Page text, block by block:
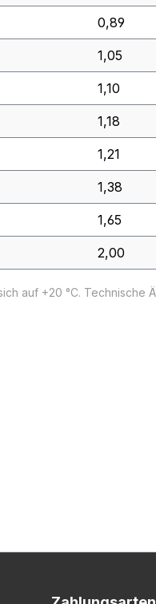
0,89
1,05
1,10
1,18
1,21
1,38
1,65
2,00
auf +20 °C. Technische